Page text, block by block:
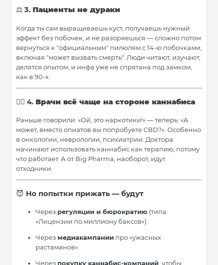
⚖️ 3. Пациенты не дураки
Когда ты сам выращиваешь куст, получаешь нужный
эффект без побочек, и не разоряешься — сложно потом
вернуться к "официальным" пилюлям с 14-ю побочками,
включая "может вызвать смерть". Люди читают, изучают,
делятся опытом, и инфа уже не спрятана под замком,
как в 90-х.
🧑‍⚕️ 4. Врачи всё чаще на стороне каннабиса
Раньше говорили: «Ой, это наркотики!» — теперь: «А
может, вместо опиатов вы попробуете CBD?». Особенно
в онкологии, неврологии, психиатрии. Доктора
начинают использовать каннабис как терапию, потому
что работает. А от Big Pharma, наоборот, идут
отходники.
😈 Но попытки прижать — будут
Через регуляции и бюрократию (типа:
«Лицензии по миллиону баксов»).
Через медиакампании про «ужасных
растаманов».
Через покупку каннабис-компаний , чтобы